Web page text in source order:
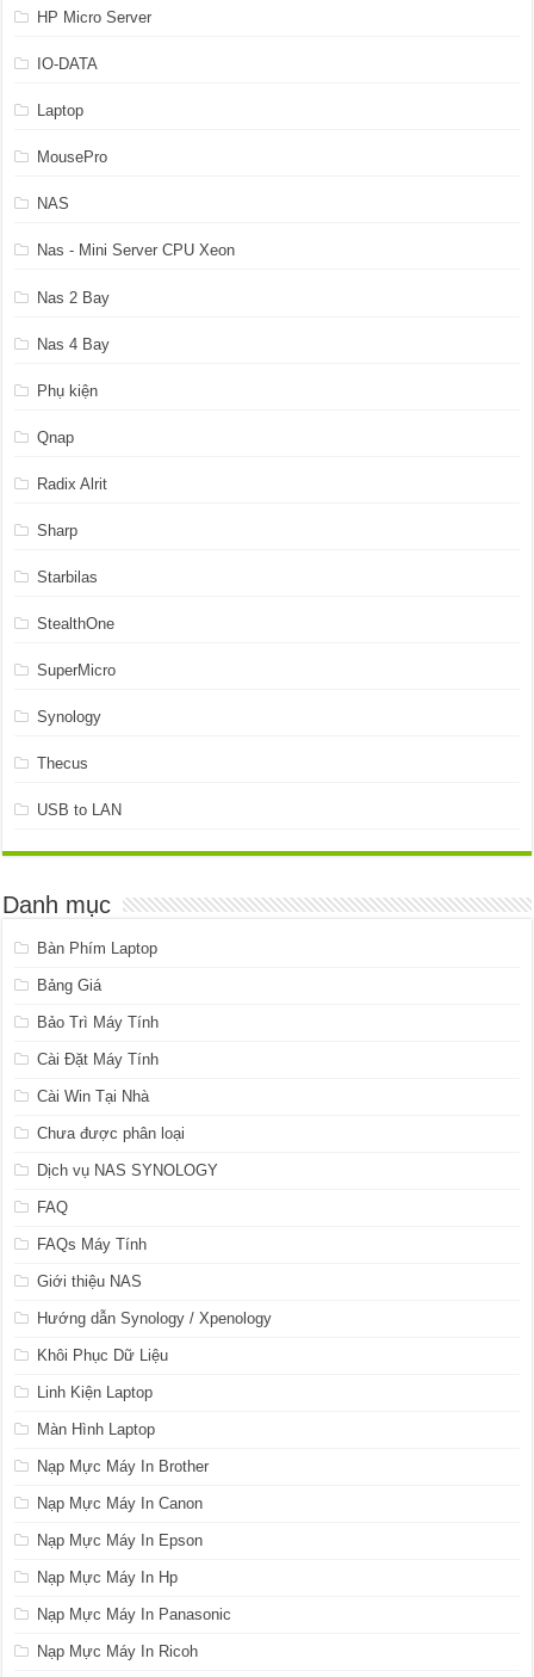
HP Micro Server
IO-DATA
Laptop
MousePro
NAS
Nas - Mini Server CPU Xeon
Nas 2 Bay
Nas 4 Bay
Phụ kiện
Qnap
Radix Alrit
Sharp
Starbilas
StealthOne
SuperMicro
Synology
Thecus
USB to LAN
Danh mục
Bàn Phím Laptop
Bảng Giá
Bảo Trì Máy Tính
Cài Đặt Máy Tính
Cài Win Tại Nhà
Chưa được phân loại
Dịch vụ NAS SYNOLOGY
FAQ
FAQs Máy Tính
Giới thiệu NAS
Hướng dẫn Synology / Xpenology
Khôi Phục Dữ Liệu
Linh Kiện Laptop
Màn Hình Laptop
Nạp Mực Máy In Brother
Nạp Mực Máy In Canon
Nạp Mực Máy In Epson
Nạp Mực Máy In Hp
Nạp Mực Máy In Panasonic
Nạp Mực Máy In Ricoh